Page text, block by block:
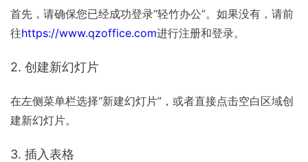
首先，请确保您已经成功登录“轻竹办公”。如果没有，请前
往https://www.qzoffice.com进行注册和登录。
2. 创建新幻灯片
在左侧菜单栏选择“新建幻灯片”，或者直接点击空白区域创
建新幻灯片。
3. 插入表格